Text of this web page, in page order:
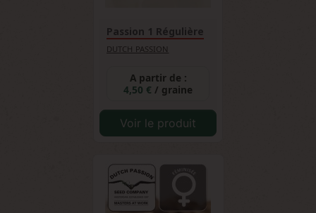
Passion 1 Régulière
DUTCH PASSION
A partir de :
4,50 € / graine
Voir le produit